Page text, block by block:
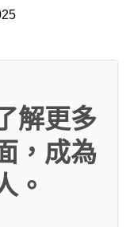
解更多
，成為
。